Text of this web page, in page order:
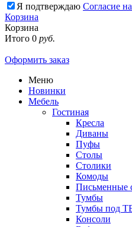
Я подтверждаю Согласие
Корзина
Корзина
Итого 0 руб.
Оформить заказ
Меню
Новинки
Мебель
Гостиная
Кресла
Диваны
Пуфы
Столы
Столики
Комоды
Письменные
Тумбы
Тумбы под
Консоли